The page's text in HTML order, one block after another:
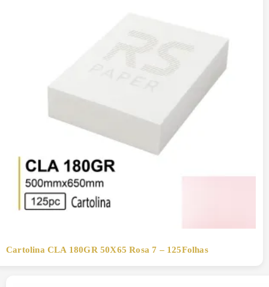
Cartolina CLA 180GR 50X65 Rosa 7 – 125Folhas